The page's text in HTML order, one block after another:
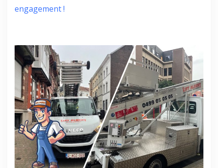
engagement !